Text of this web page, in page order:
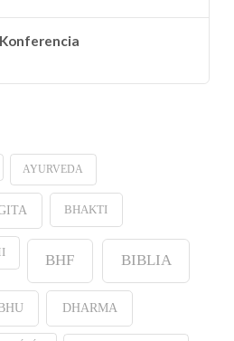
AYURVEDA
BHAKTI
BHF BIBLIA
DHARMA